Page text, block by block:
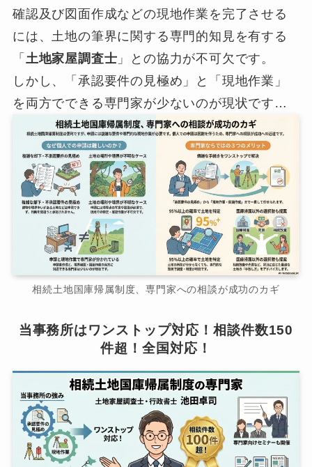
確認及び図面作成などの現地作業を完了させる
には、土地の筆界に関する専門的知見を有する
「 土地家屋調査士 」との協力が不可欠です。
しかし、「承認要件の見極め」と「現地作業」
を両方でできる専門家が少ないのが現状です…
相続土地国庫帰属制度、専門家への相談が成功のカギ
当事務所はワンストップ対応！相談件数150
件超！全国対応！